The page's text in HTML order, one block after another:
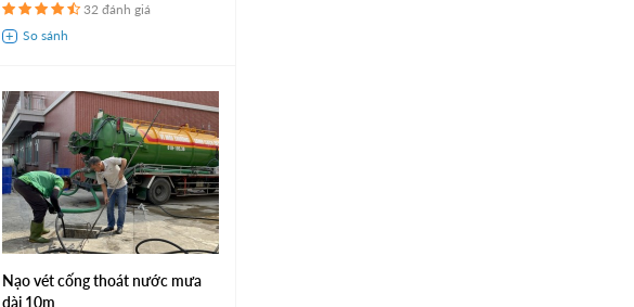
32 đánh giá
Nạo vét cống thoát nước mưa
dài 10m